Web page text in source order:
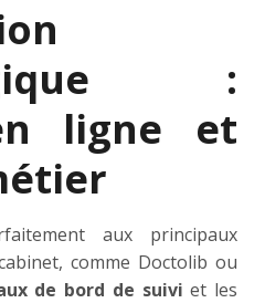
:
ligne et
aux principaux
comme Doctolib ou
de bord de suivi et les